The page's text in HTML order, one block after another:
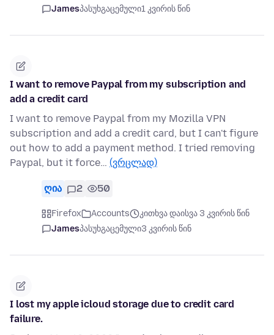
Jamesპასუხგაცემული1 კვირის წინ
I want to remove Paypal from my subscription and
add a credit card
I want to remove Paypal from my Mozilla VPN
subscription and add a credit card, but I can't figure
out how to add a payment method. I tried removing
Paypal, but it force… (ვრცლად)
ღია 2 50
Firefox Accounts
კითხვა დაისვა 3 კვირის წინ
Jamesპასუხგაცემული3 კვირის წინ
I lost my apple icloud storage due to credit card
failure.